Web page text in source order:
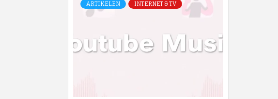
ARTIKELEN INTERNET & TV